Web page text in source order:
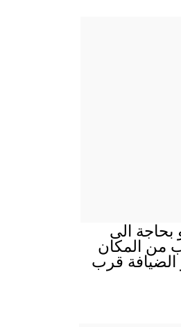
بحاجة الى
من المكان
الضيافة قرب